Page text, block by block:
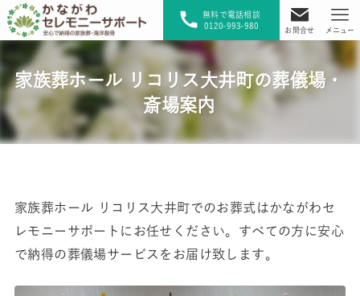
無料で電話相談
0120-993-980
お問合せ メニュー
家族葬ホール リコリス大井町の葬儀場・
斎場案内
家族葬ホール リコリス大井町でのお葬式はかながわセ
レモニーサポートにお任せください。すべての方に安心
で納得の葬儀場サービスをお届け致します。